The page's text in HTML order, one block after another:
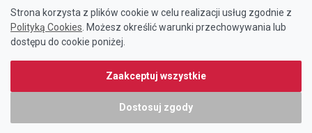
Strona korzysta z plików cookie w celu realizacji usług zgodnie z
Polityką Cookies . Możesz określić warunki przechowywania lub
dostępu do cookie poniżej.
Zaakceptuj wszystkie
Dostosuj zgody